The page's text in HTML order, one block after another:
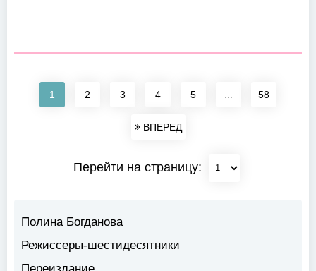
1 2 3 4 5 58
ВПЕРЕД
Перейти на страницу:
Полина Богданова
Режиссеры-шестидесятники